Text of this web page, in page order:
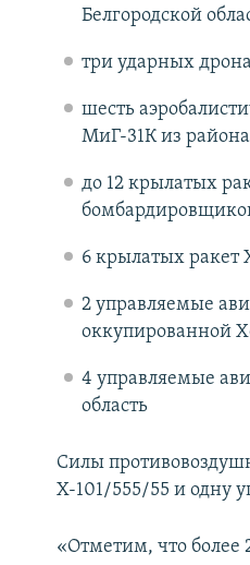
Белгородской
три ударных
шесть
МиГ-31К из
до 12 крылатых
6 крылатых ракет
2 управляемые
оккупированной
4 управляемые
область
Силы
Х-101/555/55 и одну
«Отметим, что более